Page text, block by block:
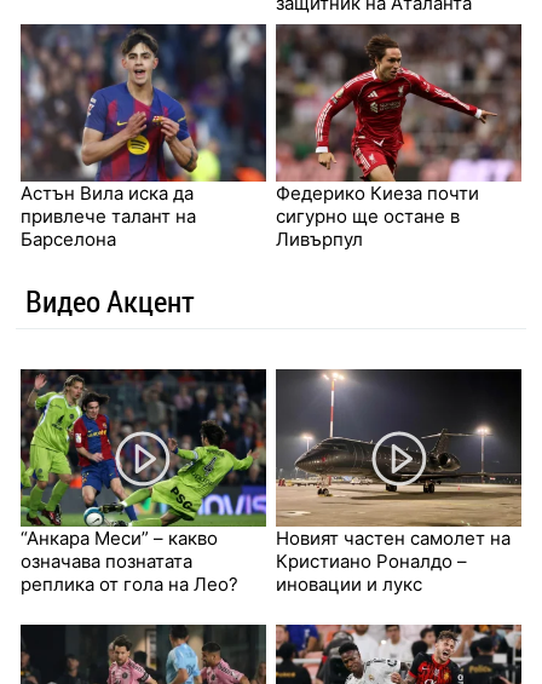
Астън Вила иска да
привлече талант на
Барселона
Федерико Киеза почти
сигурно ще остане в
Ливърпул
Видео Акцент
“Анкара Меси” – какво
означава познатата
реплика от гола на Лео?
Новият частен самолет на
Кристиано Роналдо –
иновации и лукс